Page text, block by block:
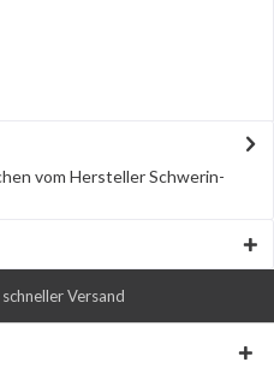
vom Hersteller Schwerin-
Versand